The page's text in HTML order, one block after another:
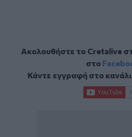
Ακολουθήστε το Cretalive
στο
Κάντε εγγραφή στο